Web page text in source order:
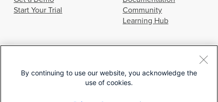
Start Your Trial
Community
Learning Hub
© 2026 Cisco Systems, Inc.
By continuing to use our website, you acknowledge the
use of cookies.